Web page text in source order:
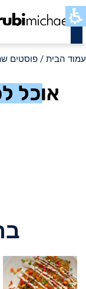
כשר
עמוד הבית / פוסטים
אוכל